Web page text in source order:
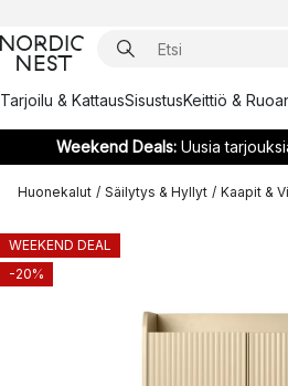
Tarjoilu & KattausSisustusKeittiö &
Weekend Deals:Uusia
Huonekalut / Säilytys & Hyllyt / Kaapit &
WEEKEND DEAL
-20%